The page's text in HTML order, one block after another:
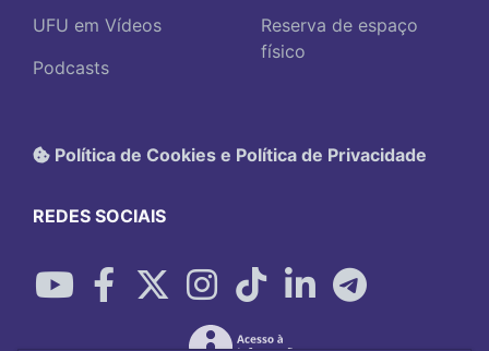
UFU em Vídeos
Podcasts
Reserva de espaço
físico
Política de Cookies e Política de Privacidade
REDES SOCIAIS